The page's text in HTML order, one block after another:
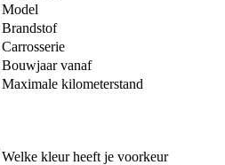
Model
Brandstof
Carrosserie
Bouwjaar vanaf
Maximale kilometerstand
Welke kleur heeft je voorkeur